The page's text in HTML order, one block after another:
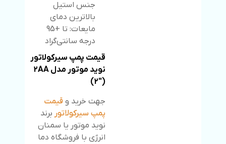
جنس استیل
بالاترین دمای
مایعات: تا +95
درجه سانتی‌گراد
قیمت پمپ سیرکولاتور
نوید موتور مدل 2AA
(2″)
جهت خرید وقیمت
پمپ سیرکولاتور برند
نوید موتور یا سمنان
انرژی با فروشگاه دما